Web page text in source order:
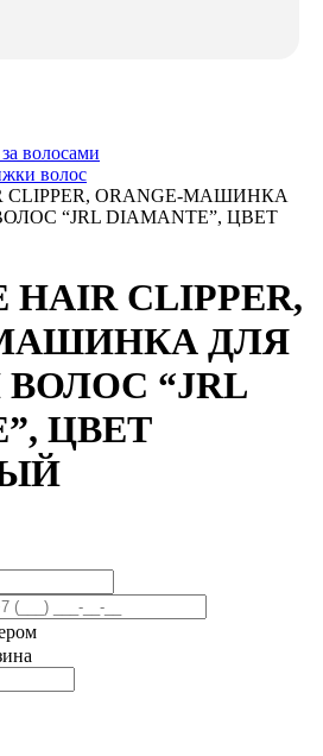
волосами
волос
CLIPPER, ORANGE-МАШИНКА
“JRL DIAMANTE”, ЦВЕТ
HAIR CLIPPER,
МАШИНКА ДЛЯ
“JRL
ЦВЕТ